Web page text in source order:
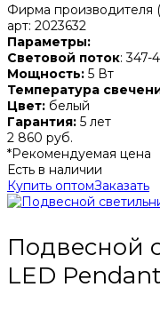
Фирма производителя
арт: 2023632
Параметры:
Световой поток: 347-
Мощность: 5 Вт
Температура
Цвет: белый
Гарантия: 5 лет
2 860 руб.
*Рекомендуемая цена
Есть в наличии
Купить оптомЗаказать
Подвесной
LED